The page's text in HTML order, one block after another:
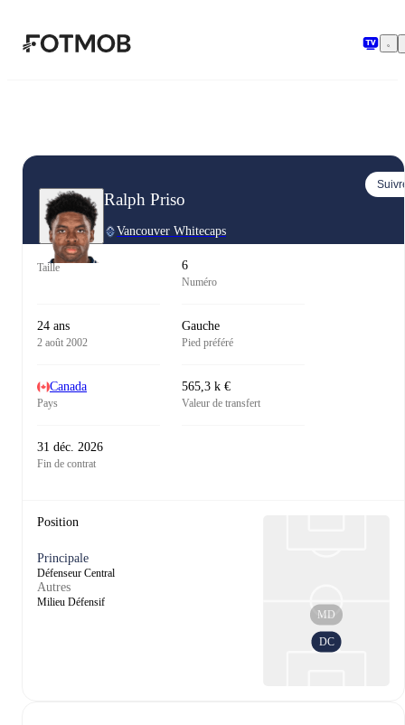
Ralph Priso
Vancouver Whitecaps
Taille 6
Numéro
24 ans
2 août 2002
Gauche
Pied préféré
Canada
Pays
565,3 k €
Valeur de transfert
31 déc. 2026
Fin de contrat
Position
Principale
Défenseur Central
Autres
Milieu Défensif
DC
MD